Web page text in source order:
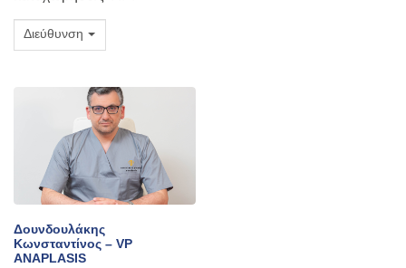
Διεύθυνση
Δουνδουλάκης
Κωνσταντίνος – VP
ANAPLASIS